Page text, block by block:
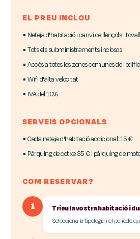
EL PREU INCLOU
▪ Neteja d'habitació i canvi de llençols i
▪ Tots els subministraments inclosos
▪ Accés a totes les zones comunes de
▪ Wifi d'alta velocitat
▪ IVA del 10%
SERVEIS OPCIONALS
▪ Cada neteja d'habitació addicional: 15 €
▪ Pàrquing de cotxe 35 € i pàrquing de
COM RESERVAR?
1
Trieu la vostra habitació i
Selecciona la tipologia i el període